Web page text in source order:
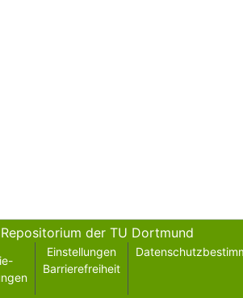
der TU Dortmund
Einstellungen
Barrierefreiheit